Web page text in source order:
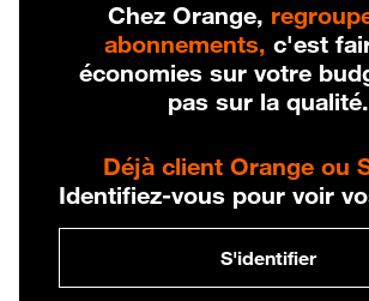
Chez Orange,
abonnements, c'est
économies sur votre
pas sur la qualité.
Déjà client Orange ou
Identifiez-vous pour voir
S'identifier